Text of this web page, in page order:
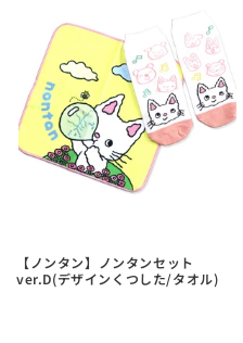
【ノンタン】ノンタンセット
ver.D(デザインくつした/タオル)